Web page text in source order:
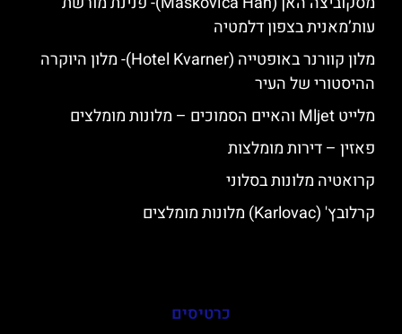
עות’מאנית בצפון דלמטיה
מלון קוורנר באופטייה (Hotel Kvarner)- מלון היוקרה
ההיסטורי של העיר
מלייט Mljet והאיים הסמוכים – מלונות מומלצים
פאזין – דירות מומלצות
קרואטיה מלונות בסלוני
קרלובץ' (Karlovac) מלונות מומלצים
כרטיסים